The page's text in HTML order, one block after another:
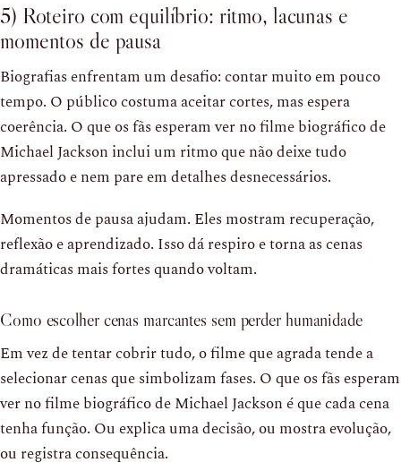
5) Roteiro com equilíbrio: ritmo, lacunas e
momentos de pausa
Biografias enfrentam um desafio: contar muito em pouco
tempo. O público costuma aceitar cortes, mas espera
coerência. O que os fãs esperam ver no filme biográfico de
Michael Jackson inclui um ritmo que não deixe tudo
apressado e nem pare em detalhes desnecessários.
Momentos de pausa ajudam. Eles mostram recuperação,
reflexão e aprendizado. Isso dá respiro e torna as cenas
dramáticas mais fortes quando voltam.
Como escolher cenas marcantes sem perder humanidade
Em vez de tentar cobrir tudo, o filme que agrada tende a
selecionar cenas que simbolizam fases. O que os fãs esperam
ver no filme biográfico de Michael Jackson é que cada cena
tenha função. Ou explica uma decisão, ou mostra evolução,
ou registra consequência.